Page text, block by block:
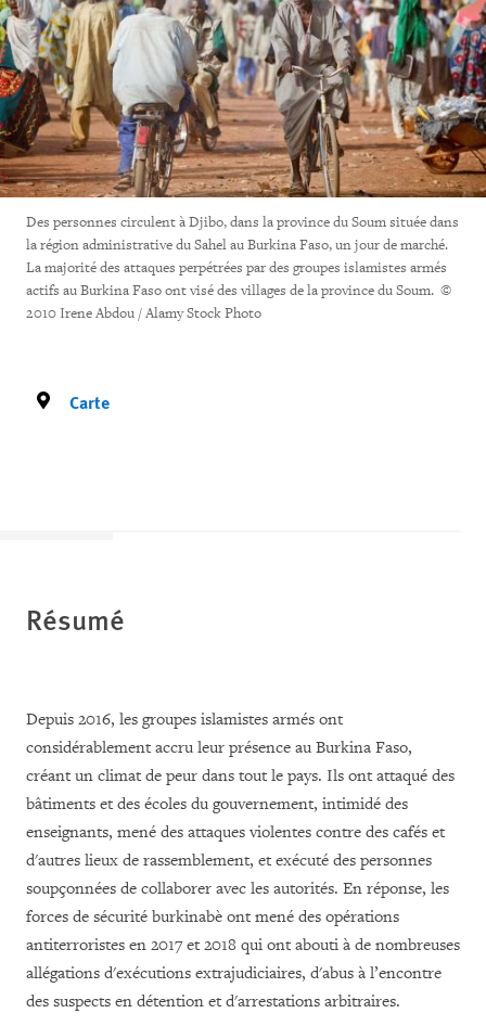
Des personnes circulent à Djibo, dans la province du Soum située dans
la région administrative du Sahel au Burkina Faso, un jour de marché.
La majorité des attaques perpétrées par des groupes islamistes armés
actifs au Burkina Faso ont visé des villages de la province du Soum. ©
2010 Irene Abdou / Alamy Stock Photo
Carte
Résumé
Depuis 2016, les groupes islamistes armés ont
considérablement accru leur présence au Burkina Faso,
créant un climat de peur dans tout le pays. Ils ont attaqué des
bâtiments et des écoles du gouvernement, intimidé des
enseignants, mené des attaques violentes contre des cafés et
d'autres lieux de rassemblement, et exécuté des personnes
soupçonnées de collaborer avec les autorités. En réponse, les
forces de sécurité burkinabè ont mené des opérations
antiterroristes en 2017 et 2018 qui ont abouti à de nombreuses
allégations d'exécutions extrajudiciaires, d'abus à l’encontre
des suspects en détention et d'arrestations arbitraires.